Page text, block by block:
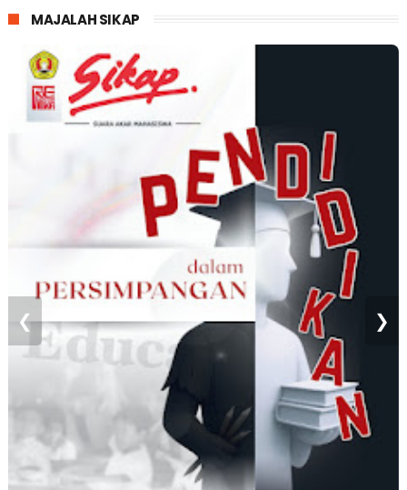
MAJALAH SIKAP
❮ ❯